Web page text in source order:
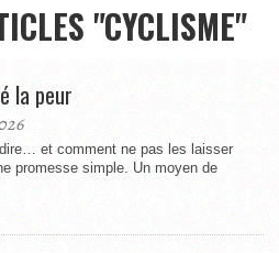
"CYCLISME"
la peur
et comment ne pas les laisser
promesse simple. Un moyen de